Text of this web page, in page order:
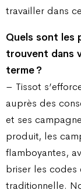
travailler dans
Quels sont les
trouvent dans
terme ?
– Tissot
auprès des
et ses
produit, les
flamboyantes,
briser les codes
traditionnelle.